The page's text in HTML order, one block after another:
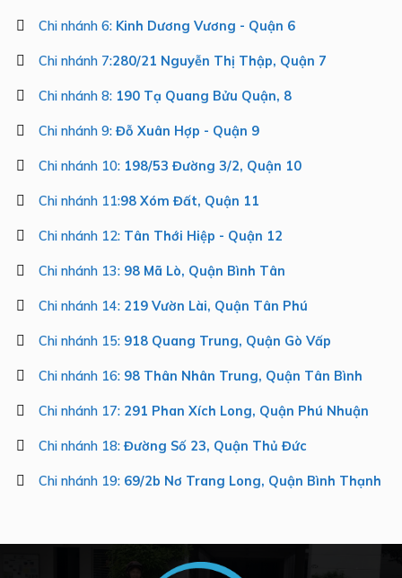
Chi nhánh 6: Kinh Dương Vương - Quận 6
Chi nhánh 7:280/21 Nguyễn Thị Thập, Quận 7
Chi nhánh 8: 190 Tạ Quang Bửu Quận, 8
Chi nhánh 9: Đỗ Xuân Hợp - Quận 9
Chi nhánh 10: 198/53 Đường 3/2, Quận 10
Chi nhánh 11:98 Xóm Đất, Quận 11
Chi nhánh 12: Tân Thới Hiệp - Quận 12
Chi nhánh 13: 98 Mã Lò, Quận Bình Tân
Chi nhánh 14: 219 Vườn Lài, Quận Tân Phú
Chi nhánh 15: 918 Quang Trung, Quận Gò Vấp
Chi nhánh 16: 98 Thân Nhân Trung, Quận Tân Bình
Chi nhánh 17: 291 Phan Xích Long, Quận Phú Nhuận
Chi nhánh 18: Đường Số 23, Quận Thủ Đức
Chi nhánh 19: 69/2b Nơ Trang Long, Quận Bình Thạnh